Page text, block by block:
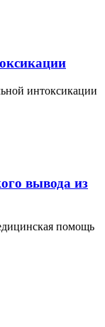
интоксикации
вывода из
помощь